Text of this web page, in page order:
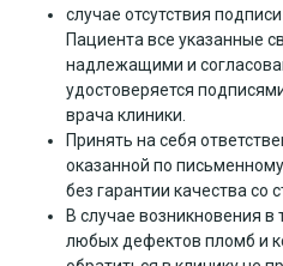
случае отсутствия
Пациента все указанные
надлежащими и
удостоверяется
врача клиники.
Принять на себя
оказанной по
без гарантии качества со
В случае возникновения в
любых дефектов пломб и